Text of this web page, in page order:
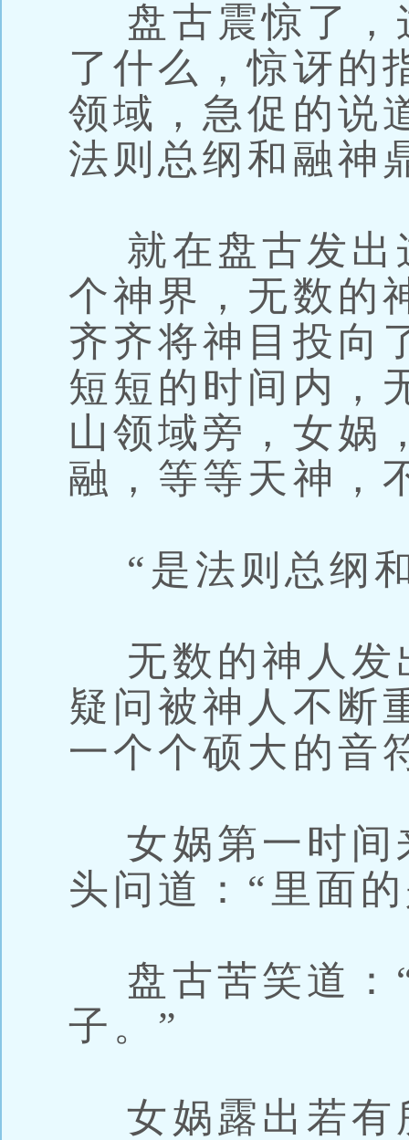
盘古震惊了，
了什么，惊讶的
领域，急促的
法则总纲和融神
就在盘古发出
个神界，无数的
齐齐将神目投向
短短的时间内，
山领域旁，女娲
融，等等天神，
“是法则总纲
无数的神人发
疑问被神人不断
一个个硕大的音
女娲第一时间
头问道：“里面
盘古苦笑道：
子。”
女娲露出若有